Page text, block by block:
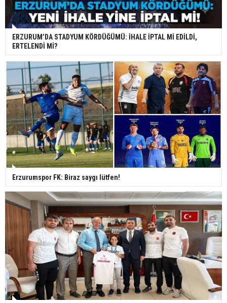
ERZURUM’DA STADYUM KÖRDÜĞÜMÜ: İHALE İPTAL Mİ EDİLDİ,
ERTELENDİ Mİ?
Erzurumspor FK: Biraz saygı lütfen!